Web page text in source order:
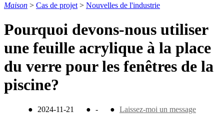
Maison > Cas de projet > Nouvelles de l'industrie
Pourquoi devons-nous utiliser
une feuille acrylique à la place
du verre pour les fenêtres de la
piscine?
● 2024-11-21 ● - ● Laissez-moi un message